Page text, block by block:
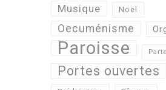
Musique Noël
Oecuménisme
Paroisse
Portes ouvertes